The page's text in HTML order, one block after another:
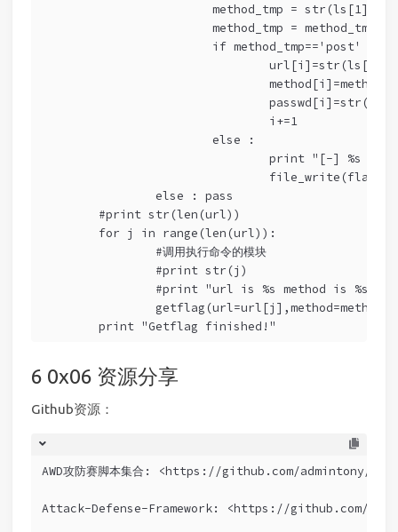
			method_tmp = str(ls[1])
method_tmp =
if method_tmp=='post' or
				url[i]=str(ls[0])
				i+=1
			else :
print "[-] %s
		else : pass
	#print str(len(url))
	for j in range(len(url)):
		#调用执行命令的模块
		#print str(j)
#print "url is %s method is %s
	print "Getflag finished!"
0x06 资源分享
Github资源：
AWD攻防赛脚本集合: <https://github.com/admintony/
Attack-Defense-Framework: <https://github.com/